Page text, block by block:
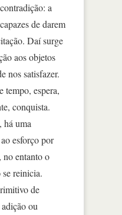
a
de darem
Daí surge
aos objetos
nos satisfazer.
tempo, espera,
conquista.
há uma
esforço por
entanto o
se reinicia.
de
ou